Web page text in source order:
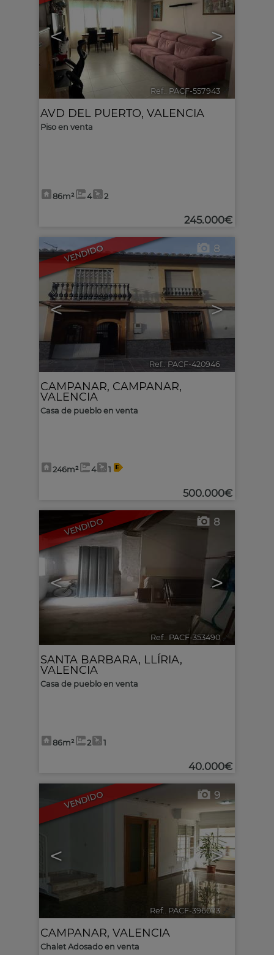
< >
Ref.. PACF-557943
AVD DEL PUERTO, VALENCIA
Piso en venta
86m² 4 2
245.000€
VENDIDO
< >
8
Ref.. PACF-420946
CAMPANAR, CAMPANAR,
VALENCIA
Casa de pueblo en venta
246m² 4 1
500.000€
VENDIDO
< >
8
Ref.. PACF-353490 🔗
SANTA BARBARA, LLÍRIA,
VALENCIA
Casa de pueblo en venta
86m² 2 1
40.000€
VENDIDO
< >
9
Ref.. PACF-396073 🔗
CAMPANAR, VALENCIA
Chalet Adosado en venta